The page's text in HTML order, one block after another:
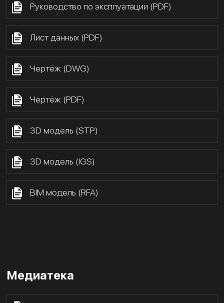
Руководство по эксплуатации (PDF)
Лист данных (PDF)
Чертёж (DWG)
Чертёж (PDF)
3D модель (STP)
3D модель (IGS)
BIM модель (RFA)
Медиатека